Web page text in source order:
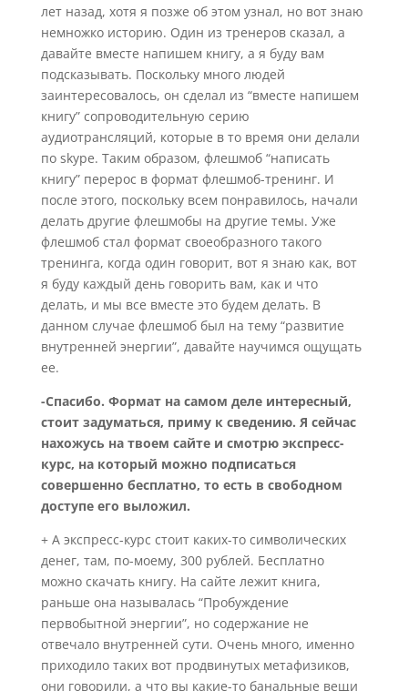
лет назад, хотя я позже об этом узнал, но вот знаю
немножко историю. Один из тренеров сказал, а
давайте вместе напишем книгу, а я буду вам
подсказывать. Поскольку много людей
заинтересовалось, он сделал из “вместе напишем
книгу” сопроводительную серию
аудиотрансляций, которые в то время они делали
по skype. Таким образом, флешмоб “написать
книгу” перерос в формат флешмоб-тренинг. И
после этого, поскольку всем понравилось, начали
делать другие флешмобы на другие темы. Уже
флешмоб стал формат своеобразного такого
тренинга, когда один говорит, вот я знаю как, вот
я буду каждый день говорить вам, как и что
делать, и мы все вместе это будем делать. В
данном случае флешмоб был на тему “развитие
внутренней энергии”, давайте научимся ощущать
ее.
-Спасибо. Формат на самом деле интересный,
стоит задуматься, приму к сведению. Я сейчас
нахожусь на твоем сайте и смотрю экспресс-
курс, на который можно подписаться
совершенно бесплатно, то есть в свободном
доступе его выложил.
+ А экспресс-курс стоит каких-то символических
денег, там, по-моему, 300 рублей. Бесплатно
можно скачать книгу. На сайте лежит книга,
раньше она называлась “Пробуждение
первобытной энергии”, но содержание не
отвечало внутренней сути. Очень много, именно
приходило таких вот продвинутых метафизиков,
они говорили, а что вы какие-то банальные вещи